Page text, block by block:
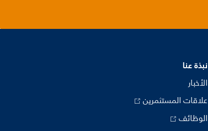
نبذة عنا
الأخبار
علاقات المستثمرين
الوظائف